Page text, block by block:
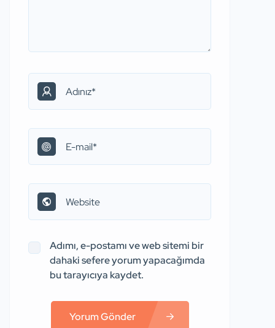
Adımı, e-postamı ve web sitemi bir
dahaki sefere yorum yapacağımda
bu tarayıcıya kaydet.
Yorum Gönder